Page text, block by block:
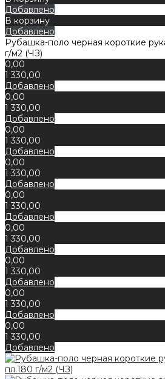
Добавлено
В корзину
Добавлено
Рубашка-поло черная короткие
г/м2 (ЧЗ)
0,00
1 330,00
Добавлено
0,00
1 330,00
Добавлено
0,00
1 330,00
Добавлено
0,00
1 330,00
Добавлено
0,00
1 330,00
Добавлено
0,00
1 330,00
Добавлено
0,00
1 330,00
Добавлено
0,00
1 330,00
Добавлено
0,00
1 330,00
Добавлено